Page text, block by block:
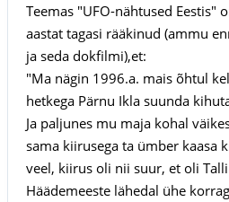
Teemas "UFO-nähtused Eestis"
aastat tagasi rääkinud (ammu
ja seda dokfilmi),et:
"Ma nägin 1996.a. mais õhtul
hetkega Pärnu Ikla suunda
Ja paljunes mu maja kohal
sama kiirusega ta ümber kaasa
veel, kiirus oli nii suur, et oli
Häädemeeste lähedal ühe